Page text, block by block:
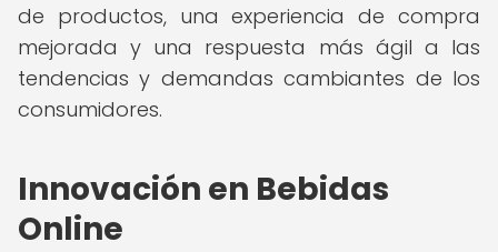
de productos, una experiencia de compra
mejorada y una respuesta más ágil a las
tendencias y demandas cambiantes de los
consumidores.
Innovación en Bebidas
Online